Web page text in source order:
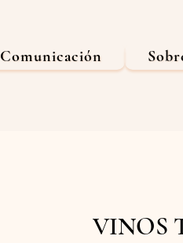
Comunicación
VINOS